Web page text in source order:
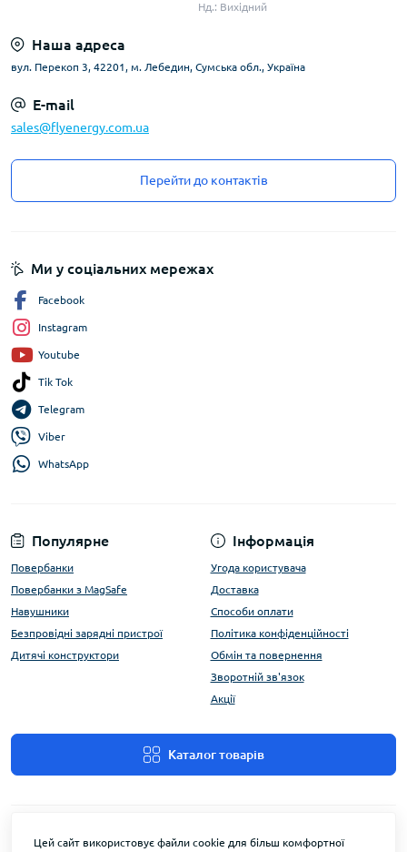
Нд.: Вихідний
Наша адреса
вул. Перекоп 3, 42201, м. Лебедин, Сумська обл., Україна
E-mail
sales@flyenergy.com.ua
Перейти до контактів
Популярне
Повербанки
Повербанки з MagSafe
Навушники
Безпровідні зарядні пристрої
Дитячі конструктори
Інформація
Угода користувача
Доставка
Способи оплати
Політика конфіденційності
Обмін та повернення
Зворотній зв'язок
Акції
Каталог товарів
Ми у соціальних мережах
Facebook
Instagram
Youtube
Tik Tok
Telegram
Viber
WhatsApp
Цей сайт використовує файли cookie для більш комфортної